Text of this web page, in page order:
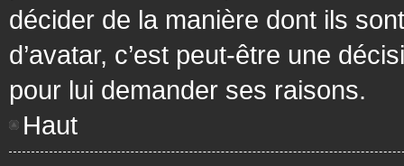
décider de la manière dont ils
d’avatar, c’est peut-être une
pour lui demander ses raisons.
Haut